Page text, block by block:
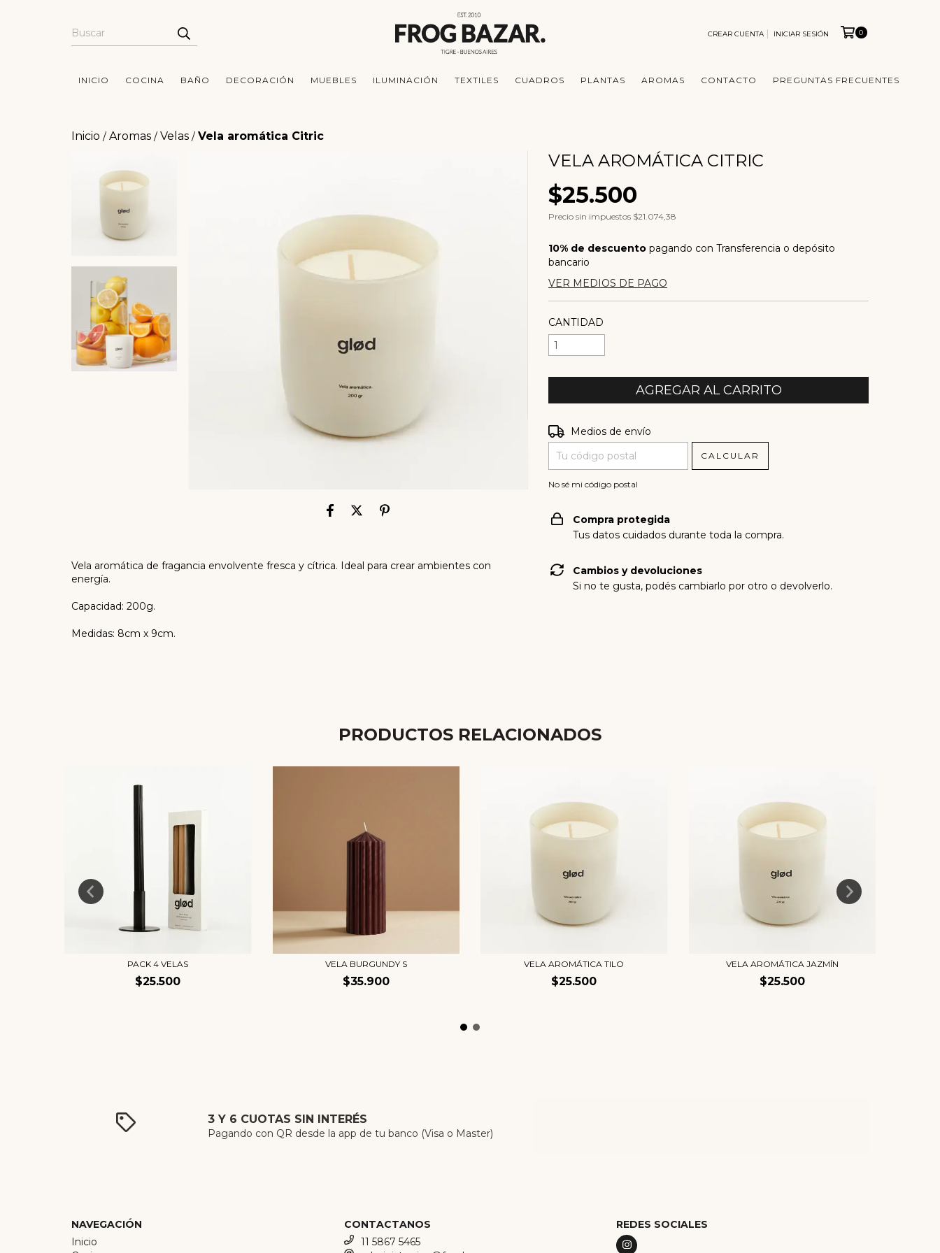
CREAR CUENTA INICIAR SESIÓN 0
INICIO COCINA BAÑO DECORACIÓN MUEBLES ILUMINACIÓN TEXTILES CUADROS PLANTAS AROMAS CONTACTO PREGUNTAS FRECUENTES
Inicio / Aromas / Velas / Vela aromática Citric
Vela aromática de fragancia envolvente fresca y cítrica. Ideal para crear ambientes con
energía.
Capacidad: 200g.
Medidas: 8cm x 9cm.
VELA AROMÁTICA CITRIC
$25.500
Precio sin impuestos $21.074,38
10% de descuento pagando con Transferencia o depósito
bancario
VER MEDIOS DE PAGO
CANTIDAD
Entregas para el CP:
Medios de envío
CALCULAR
No sé mi código postal
Compra protegida
Tus datos cuidados durante toda la compra.
Cambios y devoluciones
Si no te gusta, podés cambiarlo por otro o devolverlo.
PRODUCTOS RELACIONADOS
PACK 4 VELAS
$25.500
VELA BURGUNDY S
$35.900
VELA AROMÁTICA TILO
$25.500
VELA AROMÁTICA JAZMÍN
$25.500
3 Y 6 CUOTAS SIN INTERÉS
Pagando con QR desde la app de tu banco (Visa o Master)
NAVEGACIÓN
Inicio
CONTACTANOS
11 5867 5465
REDES SOCIALES